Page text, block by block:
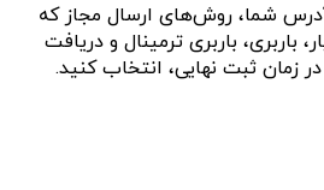
شما، روش‌های ارسال مجاز که
باربری ترمینال و دریافت
زمان ثبت نهایی، انتخاب کنید.